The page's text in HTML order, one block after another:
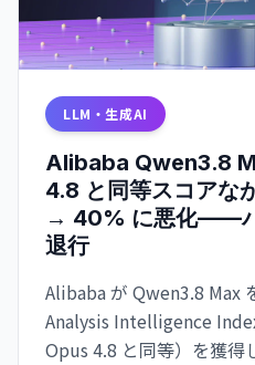
LLM・生成AI
Alibaba Qwen3.8
4.8 と同等スコアな
→ 40% に悪化——
退行
Alibaba が Qwen3.8 Max
Analysis Intelligence
Opus 4.8 と同等）を獲得